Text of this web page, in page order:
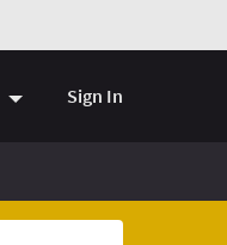
Sign In